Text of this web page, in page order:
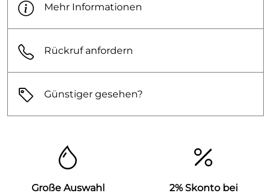
Mehr Informationen
Rückruf anfordern
Günstiger gesehen?
Große Auswahl
2% Skonto bei